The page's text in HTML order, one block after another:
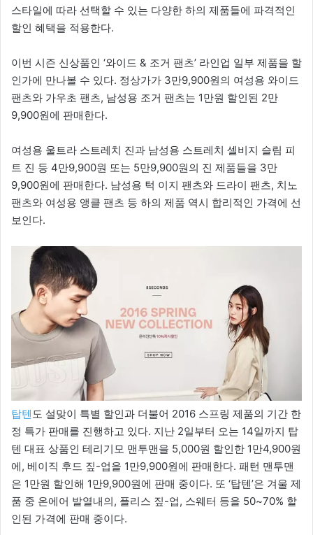
스타일에 따라 선택할 수 있는 다양한 하의 제품들에 파격적인
할인 혜택을 적용한다.
이번 시즌 신상품인 ‘와이드 & 조거 팬츠’ 라인업 일부 제품을 할
인가에 만나볼 수 있다. 정상가가 3만9,900원의 여성용 와이드
팬츠와 가우초 팬츠, 남성용 조거 팬츠는 1만원 할인된 2만
9,900원에 판매한다.
여성용 울트라 스트레치 진과 남성용 스트레치 셀비지 슬림 피
트 진 등 4만9,900원 또는 5만9,900원의 진 제품들을 3만
9,900원에 판매한다. 남성용 턱 이지 팬츠와 드라이 팬츠, 치노
팬츠와 여성용 앵클 팬츠 등 하의 제품 역시 합리적인 가격에 선
보인다.
탑텐도 설맞이 특별 할인과 더불어 2016 스프링 제품의 기간 한
정 특가 판매를 진행하고 있다. 지난 2일부터 오는 14일까지 탑
텐 대표 상품인 테리기모 맨투맨을 5,000원 할인한 1만4,900원
에, 베이직 후드 짚-업을 1만9,900원에 판매한다. 패턴 맨투맨
은 1만원 할인해 1만9,900원에 판매 중이다. 또 ‘탑텐’은 겨울 제
품 중 온에어 발열내의, 플리스 짚-업, 스웨터 등을 50~70% 할
인된 가격에 판매 중이다.